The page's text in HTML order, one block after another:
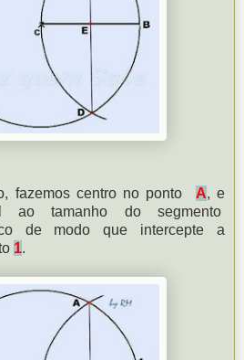
fazemos centro no ponto A, e
ao tamanho do segmento
de modo que intercepte a
1.